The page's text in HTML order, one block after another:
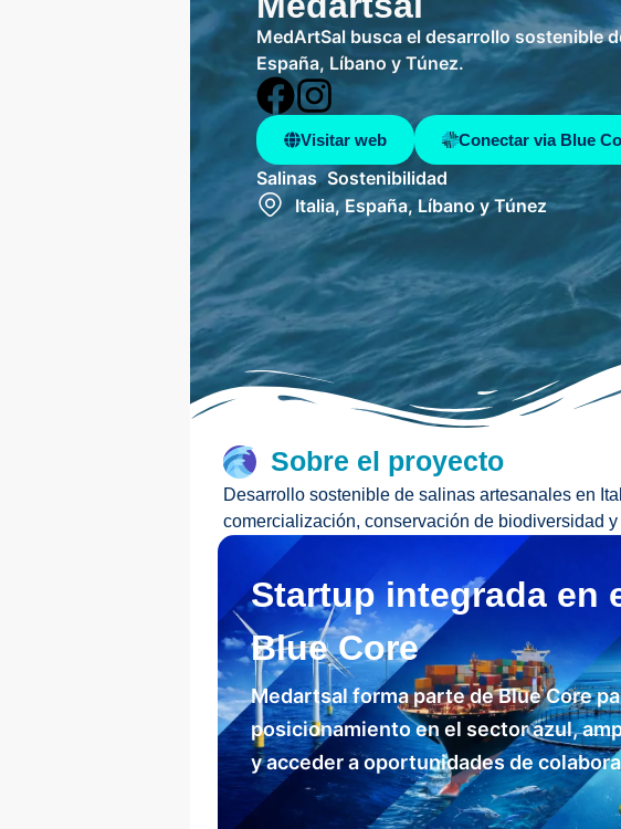
MedArtSal busca el desarrollo sostenible
España, Líbano y Túnez.
Visitar web Conectar via Blue
Salinas, Sostenibilidad
Italia, España, Líbano y Túnez
Sobre el proyecto
Desarrollo sostenible de salinas artesanales en
comercialización, conservación de biodiversidad y
Startup integrada en
Blue Core
Medartsal forma parte de Blue Core
posicionamiento en el sector azul,
y acceder a oportunidades de